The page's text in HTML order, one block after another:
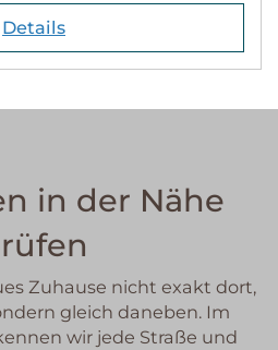
Details
in der Nähe
Zuhause nicht exakt dort,
gleich daneben. Im
wir jede Straße und